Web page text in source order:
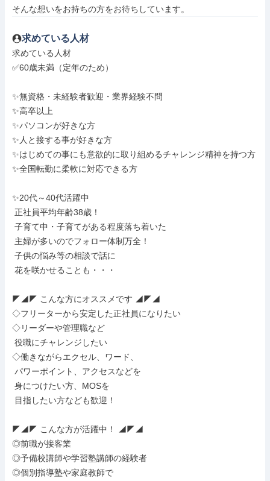
そんな想いをお持ちの方をお待ちしています。
求めている人材
求めている人材
✅60歳未満（定年のため）
✨無資格・未経験者歓迎・業界経験不問
✨高卒以上
✨パソコンが好きな方
✨人と接する事が好きな方
✨はじめての事にも意欲的に取り組めるチャレンジ精神を持つ方
✨全国転勤に柔軟に対応できる方
✨20代～40代活躍中
◤◢◤ こんな方にオススメです ◢◤◢
◇フリーターから安定した正社員になりたい
◇リーダーや管理職など
◇働きながらエクセル、ワード、
◤◢◤ こんな方が活躍中！ ◢◤◢
◎前職が接客業
◎予備校講師や学習塾講師の経験者
◎個別指導塾や家庭教師で